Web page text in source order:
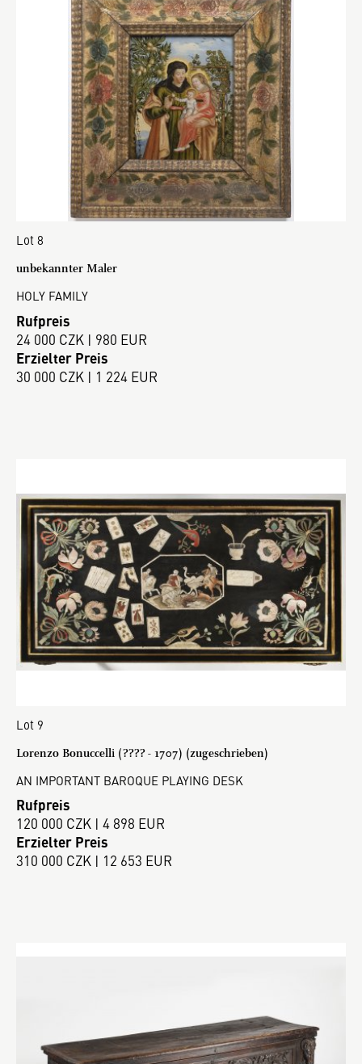
Lot 8
unbekannter Maler
HOLY FAMILY
Rufpreis
24 000 CZK | 980 EUR
Erzielter Preis
30 000 CZK | 1 224 EUR
Lot 9
Lorenzo Bonuccelli (???? - 1707) (zugeschrieben)
AN IMPORTANT BAROQUE PLAYING DESK
Rufpreis
120 000 CZK | 4 898 EUR
Erzielter Preis
310 000 CZK | 12 653 EUR